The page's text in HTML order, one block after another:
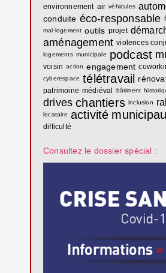
environnement air véhicules
conduite éco-responsable
mal-logement outils projet
aménagement violences
logements municipale podcast
voisin action engagement
cyberespace télétravail
patrimoine médiéval bâtiment
drives chantiers inclusion
locataire activité
difficulté
Consultez le dossier spécial :